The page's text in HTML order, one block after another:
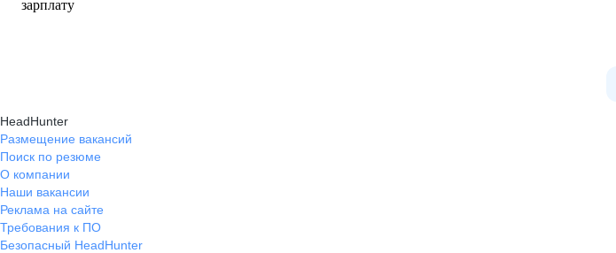
зарплату
HeadHunter
Размещение вакансий
Поиск по резюме
О компании
Наши вакансии
Реклама на сайте
Требования к ПО
Безопасный HeadHunter